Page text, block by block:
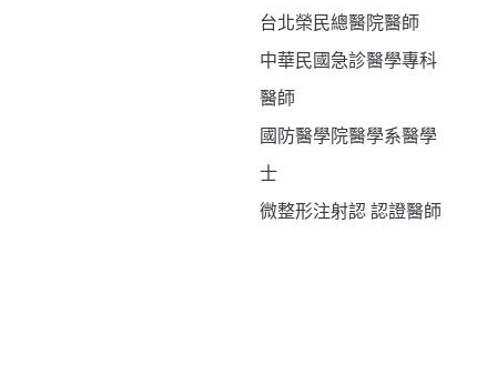
台北榮民總醫院醫師
中華民國急診醫學專科
醫師
國防醫學院醫學系醫學
士
微整形注射認 認證醫師